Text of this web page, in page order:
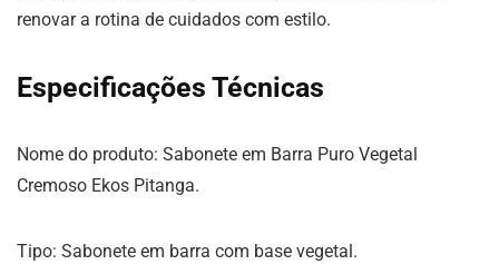
renovar a rotina de cuidados com estilo.
Especificações Técnicas
Nome do produto: Sabonete em Barra Puro Vegetal
Cremoso Ekos Pitanga.
Tipo: Sabonete em barra com base vegetal.